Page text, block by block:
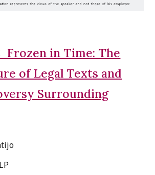
Frozen in Time: The
of Legal Texts and
Surrounding